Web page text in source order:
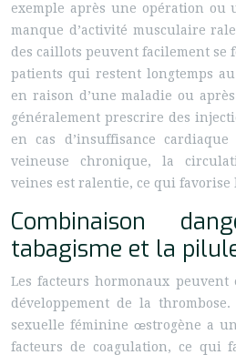
exemple après une opération ou
manque d’activité musculaire
des caillots peuvent facilement se
patients qui restent longtemps
en raison d’une maladie ou
généralement prescrire des
en cas d’insuffisance
veineuse chronique, la
veines est ralentie, ce qui favorise
Combinaison
tabagisme et la
Les facteurs hormonaux peuvent
développement de la thrombose.
sexuelle féminine œstrogène a
facteurs de coagulation, ce qui